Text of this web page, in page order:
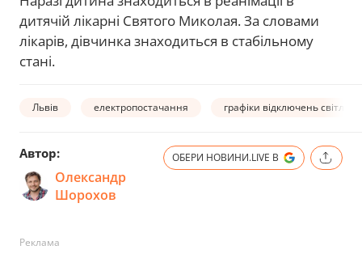
дитячій лікарні Святого Миколая. За словами
лікарів, дівчинка знаходиться в стабільному
стані.
Львів електропостачання графіки відключень світла
Автор:
Олександр
Шорохов
ОБЕРИ НОВИНИ.LIVE В
Реклама